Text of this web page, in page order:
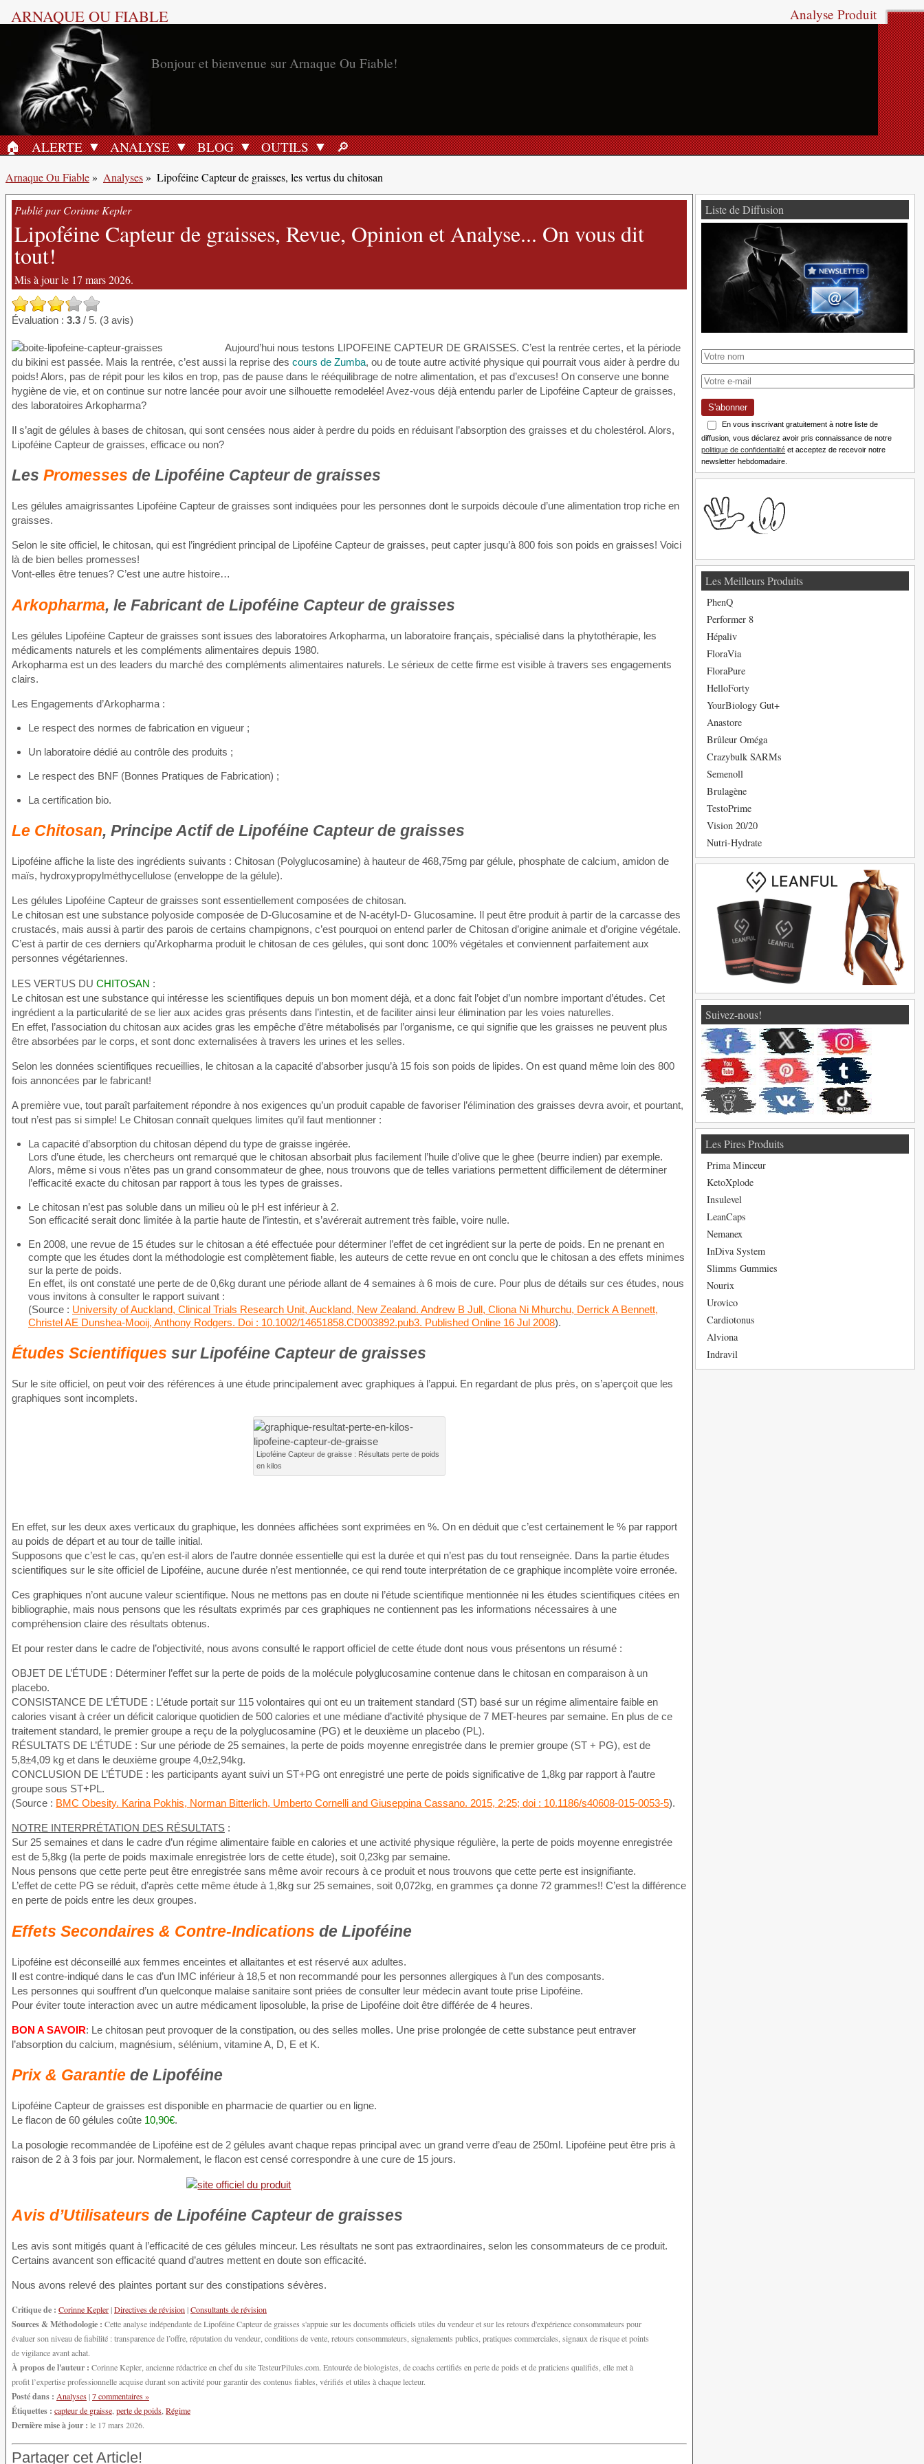
ARNAQUE OU FIABLE Analyse Produit
ACCUEIL
🏠︎ ALERTE ANALYSE BLOG OUTILS RECHERCHER
🔎︎
Arnaque Ou Fiable» Analyses» Lipoféine Capteur de graisses, les vertus du chitosan
Publié par Corinne Kepler
Lipoféine Capteur de graisses, Revue, Opinion et Analyse... On vous dit
tout!
Mis à jour le 17 mars 2026.
Évaluation : 3.3 / 5. (3 avis)
Aujourd’hui nous testons LIPOFEINE CAPTEUR DE GRAISSES. C’est la rentrée certes, et la période
du bikini est passée. Mais la rentrée, c’est aussi la reprise des cours de Zumba, ou de toute autre activité physique qui pourrait vous aider à perdre du
poids! Alors, pas de répit pour les kilos en trop, pas de pause dans le rééquilibrage de notre alimentation, et pas d’excuses! On conserve une bonne
hygiène de vie, et on continue sur notre lancée pour avoir une silhouette remodelée! Avez-vous déjà entendu parler de Lipoféine Capteur de graisses,
des laboratoires Arkopharma?
Il s’agit de gélules à bases de chitosan, qui sont censées nous aider à perdre du poids en réduisant l’absorption des graisses et du cholestérol. Alors,
Lipoféine Capteur de graisses, efficace ou non?
Les Promesses de Lipoféine Capteur de graisses
Les gélules amaigrissantes Lipoféine Capteur de graisses sont indiquées pour les personnes dont le surpoids découle d’une alimentation trop riche en
graisses.
Selon le site officiel, le chitosan, qui est l’ingrédient principal de Lipoféine Capteur de graisses, peut capter jusqu’à 800 fois son poids en graisses! Voici
là de bien belles promesses!
Vont-elles être tenues? C’est une autre histoire…
Arkopharma, le Fabricant de Lipoféine Capteur de graisses
Les gélules Lipoféine Capteur de graisses sont issues des laboratoires Arkopharma, un laboratoire français, spécialisé dans la phytothérapie, les
médicaments naturels et les compléments alimentaires depuis 1980.
Arkopharma est un des leaders du marché des compléments alimentaires naturels. Le sérieux de cette firme est visible à travers ses engagements
clairs.
Les Engagements d’Arkopharma :
Le respect des normes de fabrication en vigueur ;
Un laboratoire dédié au contrôle des produits ;
Le respect des BNF (Bonnes Pratiques de Fabrication) ;
La certification bio.
Le Chitosan, Principe Actif de Lipoféine Capteur de graisses
Lipoféine affiche la liste des ingrédients suivants : Chitosan (Polyglucosamine) à hauteur de 468,75mg par gélule, phosphate de calcium, amidon de
maïs, hydroxypropylméthycellulose (enveloppe de la gélule).
Les gélules Lipoféine Capteur de graisses sont essentiellement composées de chitosan.
Le chitosan est une substance polyoside composée de D-Glucosamine et de N-acétyl-D- Glucosamine. Il peut être produit à partir de la carcasse des
crustacés, mais aussi à partir des parois de certains champignons, c’est pourquoi on entend parler de Chitosan d’origine animale et d’origine végétale.
C’est à partir de ces derniers qu’Arkopharma produit le chitosan de ces gélules, qui sont donc 100% végétales et conviennent parfaitement aux
personnes végétariennes.
LES VERTUS DU CHITOSAN :
Le chitosan est une substance qui intéresse les scientifiques depuis un bon moment déjà, et a donc fait l’objet d’un nombre important d’études. Cet
ingrédient a la particularité de se lier aux acides gras présents dans l’intestin, et de faciliter ainsi leur élimination par les voies naturelles.
En effet, l’association du chitosan aux acides gras les empêche d’être métabolisés par l’organisme, ce qui signifie que les graisses ne peuvent plus
être absorbées par le corps, et sont donc externalisées à travers les urines et les selles.
Selon les données scientifiques recueillies, le chitosan a la capacité d’absorber jusqu’à 15 fois son poids de lipides. On est quand même loin des 800
fois annoncées par le fabricant!
A première vue, tout paraît parfaitement répondre à nos exigences qu’un produit capable de favoriser l’élimination des graisses devra avoir, et pourtant,
tout n’est pas si simple! Le Chitosan connaît quelques limites qu’il faut mentionner :
La capacité d’absorption du chitosan dépend du type de graisse ingérée.
Lors d’une étude, les chercheurs ont remarqué que le chitosan absorbait plus facilement l’huile d’olive que le ghee (beurre indien) par exemple.
Alors, même si vous n’êtes pas un grand consommateur de ghee, nous trouvons que de telles variations permettent difficilement de déterminer
l’efficacité exacte du chitosan par rapport à tous les types de graisses.
Le chitosan n’est pas soluble dans un milieu où le pH est inférieur à 2.
Son efficacité serait donc limitée à la partie haute de l’intestin, et s’avérerait autrement très faible, voire nulle.
En 2008, une revue de 15 études sur le chitosan a été effectuée pour déterminer l’effet de cet ingrédient sur la perte de poids. En ne prenant en
compte que les études dont la méthodologie est complètement fiable, les auteurs de cette revue en ont conclu que le chitosan a des effets minimes
sur la perte de poids.
En effet, ils ont constaté une perte de de 0,6kg durant une période allant de 4 semaines à 6 mois de cure. Pour plus de détails sur ces études, nous
vous invitons à consulter le rapport suivant :
(Source : University of Auckland, Clinical Trials Research Unit, Auckland, New Zealand. Andrew B Jull, Cliona Ni Mhurchu, Derrick A Bennett,
Christel AE Dunshea-Mooij, Anthony Rodgers. Doi : 10.1002/14651858.CD003892.pub3. Published Online 16 Jul 2008).
Études Scientifiques sur Lipoféine Capteur de graisses
Sur le site officiel, on peut voir des références à une étude principalement avec graphiques à l’appui. En regardant de plus près, on s’aperçoit que les
graphiques sont incomplets.
Lipoféine Capteur de graisse : Résultats perte de poids
en kilos
En effet, sur les deux axes verticaux du graphique, les données affichées sont exprimées en %. On en déduit que c’est certainement le % par rapport
au poids de départ et au tour de taille initial.
Supposons que c’est le cas, qu’en est-il alors de l’autre donnée essentielle qui est la durée et qui n’est pas du tout renseignée. Dans la partie études
scientifiques sur le site officiel de Lipoféine, aucune durée n’est mentionnée, ce qui rend toute interprétation de ce graphique incomplète voire erronée.
Ces graphiques n’ont aucune valeur scientifique. Nous ne mettons pas en doute ni l’étude scientifique mentionnée ni les études scientifiques citées en
bibliographie, mais nous pensons que les résultats exprimés par ces graphiques ne contiennent pas les informations nécessaires à une
compréhension claire des résultats obtenus.
Et pour rester dans le cadre de l’objectivité, nous avons consulté le rapport officiel de cette étude dont nous vous présentons un résumé :
OBJET DE L’ÉTUDE : Déterminer l’effet sur la perte de poids de la molécule polyglucosamine contenue dans le chitosan en comparaison à un
placebo.
CONSISTANCE DE L’ÉTUDE : L’étude portait sur 115 volontaires qui ont eu un traitement standard (ST) basé sur un régime alimentaire faible en
calories visant à créer un déficit calorique quotidien de 500 calories et une médiane d’activité physique de 7 MET-heures par semaine. En plus de ce
traitement standard, le premier groupe a reçu de la polyglucosamine (PG) et le deuxième un placebo (PL).
RÉSULTATS DE L’ÉTUDE : Sur une période de 25 semaines, la perte de poids moyenne enregistrée dans le premier groupe (ST + PG), est de
5,8±4,09 kg et dans le deuxième groupe 4,0±2,94kg.
CONCLUSION DE L’ÉTUDE : les participants ayant suivi un ST+PG ont enregistré une perte de poids significative de 1,8kg par rapport à l’autre
groupe sous ST+PL.
(Source : BMC Obesity. Karina Pokhis, Norman Bitterlich, Umberto Cornelli and Giuseppina Cassano. 2015, 2:25; doi : 10.1186/s40608-015-0053-5).
NOTRE INTERPRÉTATION DES RÉSULTATS :
Sur 25 semaines et dans le cadre d’un régime alimentaire faible en calories et une activité physique régulière, la perte de poids moyenne enregistrée
est de 5,8kg (la perte de poids maximale enregistrée lors de cette étude), soit 0,23kg par semaine.
Nous pensons que cette perte peut être enregistrée sans même avoir recours à ce produit et nous trouvons que cette perte est insignifiante.
L’effet de cette PG se réduit, d’après cette même étude à 1,8kg sur 25 semaines, soit 0,072kg, en grammes ça donne 72 grammes!! C’est la différence
en perte de poids entre les deux groupes.
Effets Secondaires & Contre-Indications de Lipoféine
Lipoféine est déconseillé aux femmes enceintes et allaitantes et est réservé aux adultes.
Il est contre-indiqué dans le cas d’un IMC inférieur à 18,5 et non recommandé pour les personnes allergiques à l’un des composants.
Les personnes qui souffrent d’un quelconque malaise sanitaire sont priées de consulter leur médecin avant toute prise Lipoféine.
Pour éviter toute interaction avec un autre médicament liposoluble, la prise de Lipoféine doit être différée de 4 heures.
BON A SAVOIR: Le chitosan peut provoquer de la constipation, ou des selles molles. Une prise prolongée de cette substance peut entraver
l’absorption du calcium, magnésium, sélénium, vitamine A, D, E et K.
Prix & Garantie de Lipoféine
Lipoféine Capteur de graisses est disponible en pharmacie de quartier ou en ligne.
Le flacon de 60 gélules coûte 10,90€.
La posologie recommandée de Lipoféine est de 2 gélules avant chaque repas principal avec un grand verre d’eau de 250ml. Lipoféine peut être pris à
raison de 2 à 3 fois par jour. Normalement, le flacon est censé correspondre à une cure de 15 jours.
Avis d’Utilisateurs de Lipoféine Capteur de graisses
Les avis sont mitigés quant à l’efficacité de ces gélules minceur. Les résultats ne sont pas extraordinaires, selon les consommateurs de ce produit.
Certains avancent son efficacité quand d’autres mettent en doute son efficacité.
Nous avons relevé des plaintes portant sur des constipations sévères.
Critique de : Corinne Kepler|Directives de révision|Consultants de révision
Sources & Méthodologie : Cette analyse indépendante de Lipoféine Capteur de graisses s'appuie sur les documents officiels utiles du vendeur et sur les retours d'expérience consommateurs pour
évaluer son niveau de fiabilité : transparence de l’offre, réputation du vendeur, conditions de vente, retours consommateurs, signalements publics, pratiques commerciales, signaux de risque et points
de vigilance avant achat.
À propos de l'auteur : Corinne Kepler, ancienne rédactrice en chef du site TesteurPilules.com. Entourée de biologistes, de coachs certifiés en perte de poids et de praticiens qualifiés, elle met à
profit l’expertise professionnelle acquise durant son activité pour garantir des contenus fiables, vérifiés et utiles à chaque lecteur.
Posté dans : Analyses|7 commentaires »
Étiquettes : capteur de graisse,perte de poids,Régime
Dernière mise à jour : le 17 mars 2026.
Partager cet Article!
Liste de Diffusion
S'abonner
En vous inscrivant gratuitement à notre liste de
diffusion, vous déclarez avoir pris connaissance de notre
politique de confidentialité et acceptez de recevoir notre
newsletter hebdomadaire.
Les Meilleurs Produits
PhenQ
Performer 8
Hépaliv
FloraVia
FloraPure
HelloForty
YourBiology Gut+
Anastore
Brûleur Oméga
Crazybulk SARMs
Semenoll
Brulagène
TestoPrime
Vision 20/20
Nutri-Hydrate
Suivez-nous!
Les Pires Produits
Prima Minceur
KetoXplode
Insulevel
LeanCaps
Nemanex
InDiva System
Slimms Gummies
Nourix
Urovico
Cardiotonus
Alviona
Indravil